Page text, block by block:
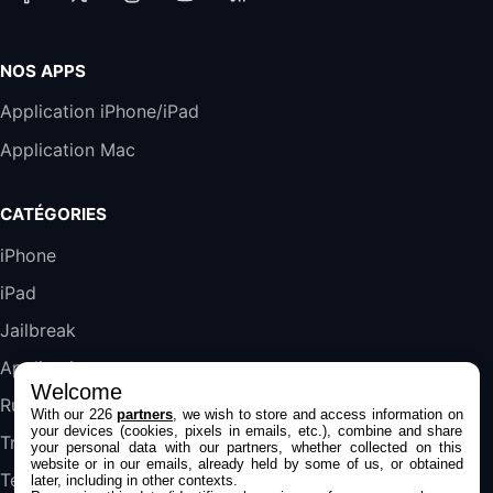
Harman Kardon SoundSticks 5 Haut-Parleur
289,47€
Galaxy S25 FE 6,7\" 5G Nano SIM 128 Go
Blanc
Jeu FIFA 20 sur PC (code à télécharger)
45,98€57,99€Rue Du Commerce (Vendeur Tiers)
NOS APPS
Application iPhone/iPad
Application Mac
CATÉGORIES
iPhone
iPad
Jailbreak
Applications
Rumeurs
Trucs & astuces
Tests
Welcome
With our 226partners , we wish to store and access information on
your devices (cookies, pixels in emails, etc.), combine and share
your personal data with our partners, whether collected on this
website or in our emails, already held by some of us, or obtained
later, including in other contexts.